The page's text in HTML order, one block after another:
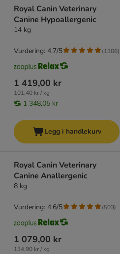
Royal Canin Veterinary
Canine Hypoallergenic
14 kg
1 419,00 kr
101,40 kr / kg
1 348,05 kr
Vurdering: 4.7/5 (1306)
Legg i handlekurv
Royal Canin Veterinary
Canine Anallergenic
8 kg
1 079,00 kr
134,90 kr / kg
Vurdering: 4.6/5 (503)